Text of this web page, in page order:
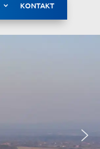
KONTAKT